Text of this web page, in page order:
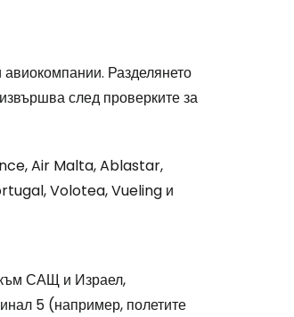
Разделянето
след проверките за
Air Malta, Ablastar,
Volotea, Vueling и
към САЩ и Израел,
5 (например, полетите